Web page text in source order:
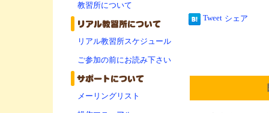
教習所について
リアル教習所スケジュール
ご参加の前にお読み下さい
メーリングリスト
Tweet シェア